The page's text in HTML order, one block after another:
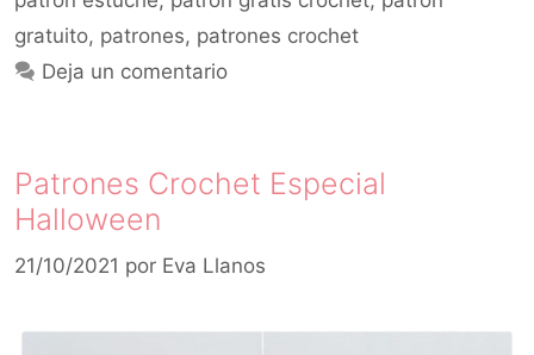
gratuito, patrones, patrones crochet
Deja un comentario
Patrones Crochet Especial
Halloween
21/10/2021 por Eva Llanos